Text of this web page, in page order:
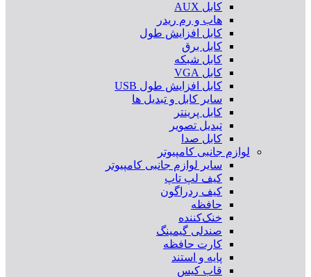
کابل AUX
هاب و رم ریدر
کابل افزایش طول
کابل برق
کابل شبکه
کابل VGA
کابل افزایش طول USB
سایر کابل و تبدیل ها
کابل پرینتر
تبدیل تصویر
کابل صدا
لوازم جانبی کامپیوتر
سایر لوازم جانبی کامپیوتر
کیف لپ تاپ
کیف ردراگون
حافظه
خنک‌کننده
صندلی گیمینگ
کارت حافظه
پایه و استند
قاب کیس